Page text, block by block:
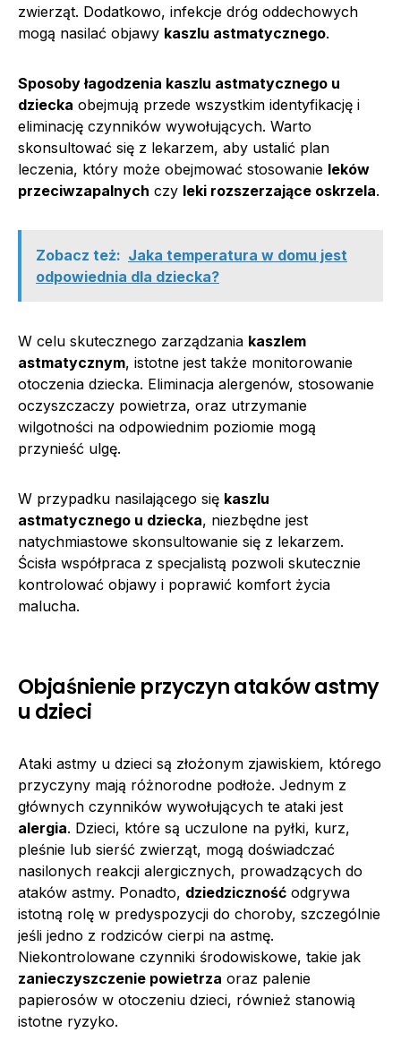
zwierząt. Dodatkowo, infekcje dróg oddechowych
mogą nasilać objawy kaszlu astmatycznego.
Sposoby łagodzenia kaszlu astmatycznego u
dziecka obejmują przede wszystkim identyfikację i
eliminację czynników wywołujących. Warto
skonsultować się z lekarzem, aby ustalić plan
leczenia, który może obejmować stosowanie leków
przeciwzapalnych czy leki rozszerzające oskrzela.
Zobacz też: Jaka temperatura w domu jest
odpowiednia dla dziecka?
W celu skutecznego zarządzania kaszlem
astmatycznym, istotne jest także monitorowanie
otoczenia dziecka. Eliminacja alergenów, stosowanie
oczyszczaczy powietrza, oraz utrzymanie
wilgotności na odpowiednim poziomie mogą
przynieść ulgę.
W przypadku nasilającego się kaszlu
astmatycznego u dziecka, niezbędne jest
natychmiastowe skonsultowanie się z lekarzem.
Ścisła współpraca z specjalistą pozwoli skutecznie
kontrolować objawy i poprawić komfort życia
malucha.
Objaśnienie przyczyn ataków astmy
u dzieci
Ataki astmy u dzieci są złożonym zjawiskiem, którego
przyczyny mają różnorodne podłoże. Jednym z
głównych czynników wywołujących te ataki jest
alergia. Dzieci, które są uczulone na pyłki, kurz,
pleśnie lub sierść zwierząt, mogą doświadczać
nasilonych reakcji alergicznych, prowadzących do
ataków astmy. Ponadto, dziedziczność odgrywa
istotną rolę w predyspozycji do choroby, szczególnie
jeśli jedno z rodziców cierpi na astmę.
Niekontrolowane czynniki środowiskowe, takie jak
zanieczyszczenie powietrza oraz palenie
papierosów w otoczeniu dzieci, również stanowią
istotne ryzyko.